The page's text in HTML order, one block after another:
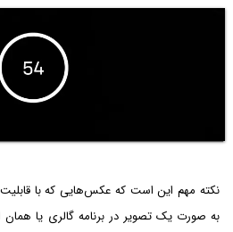
نکته مهم این است که عکس‌هایی که با